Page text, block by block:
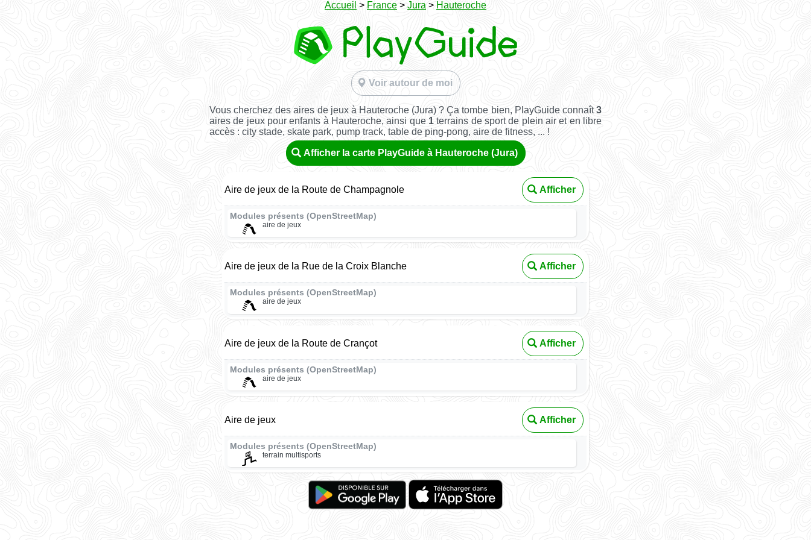
Accueil > France > Jura > Hauteroche
Voir autour de moi
Vous cherchez des aires de jeux à Hauteroche (Jura) ? Ça tombe bien, PlayGuide connaît3
aires de jeux pour enfants à Hauteroche, ainsi que 1 terrains de sport de plein air et en libre
accès : city stade, skate park, pump track, table de ping-pong, aire de fitness, ... !
Afficher la carte PlayGuide à Hauteroche (Jura)
Aire de jeux de la Route de Champagnole Afficher
Modules présents (OpenStreetMap)
aire de jeux
Aire de jeux de la Rue de la Croix Blanche Afficher
Modules présents (OpenStreetMap)
aire de jeux
Aire de jeux de la Route de Crançot Afficher
Modules présents (OpenStreetMap)
aire de jeux
Aire de jeux Afficher
Modules présents (OpenStreetMap)
terrain multisports